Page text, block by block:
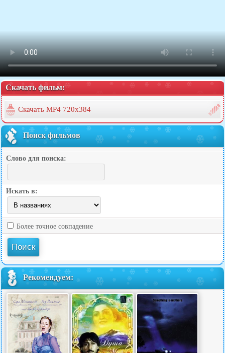
Скачать фильм:
Скачать MP4 720x384
Поиск фильмов
Слово для поиска:
Искать в:
Более точное совпадение
Рекомендуем: